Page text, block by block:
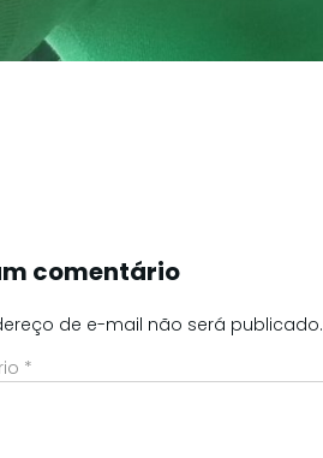
comentário
de e-mail não será publicado.
*